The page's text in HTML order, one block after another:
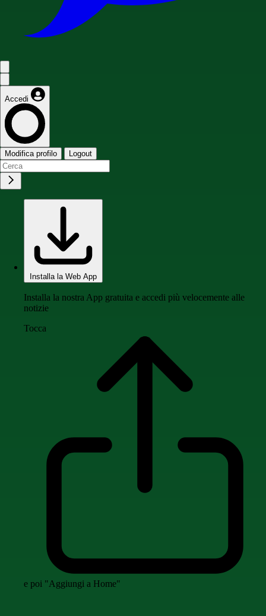
Accedi
Modifica profilo Logout
Installa la Web App
Installa la nostra App gratuita e accedi più velocemente alle
notizie
Tocca
e poi "Aggiungi a Home"